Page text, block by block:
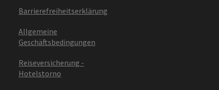
Barrierefreiheitserklärung
Allgemeine
Geschäftsbedingungen
Reiseversicherung -
Hotelstorno